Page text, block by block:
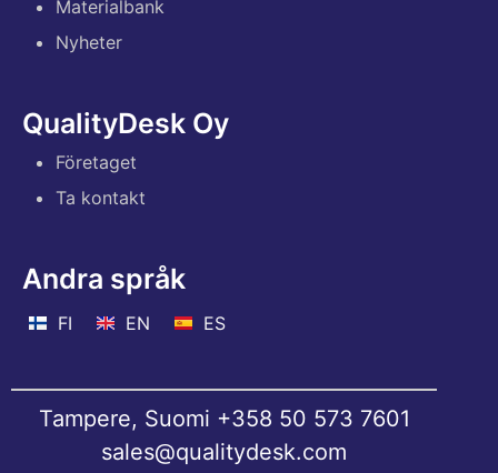
Materialbank
Nyheter
QualityDesk Oy
Företaget
Ta kontakt
Andra språk
FI EN ES
Tampere, Suomi +358 50 573 7601
sales@qualitydesk.com